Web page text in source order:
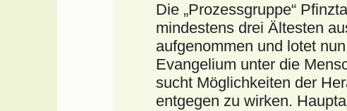
Die „Prozessgruppe“
mindestens drei Ältesten
aufgenommen und lotet
Evangelium unter die
sucht Möglichkeiten der
entgegen zu wirken.